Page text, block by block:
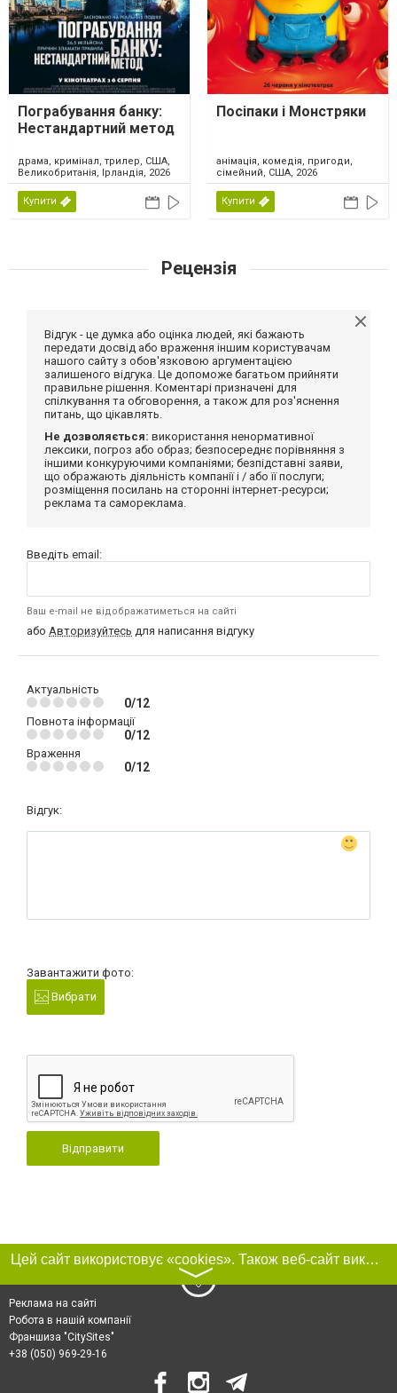
Пограбування банку:
Нестандартний метод
драма, кримінал, трилер, США,
Великобританія, Ірландія, 2026
Купити
Посіпаки і Монстряки
анімація, комедія, пригоди,
сімейний, США, 2026
Купити
Рецензія
Відгук - це думка або оцінка людей, які бажають
передати досвід або враження іншим користувачам
нашого сайту з обов'язковою аргументацією
залишеного відгука. Це допоможе багатьом прийняти
правильне рішення. Коментарі призначені для
спілкування та обговорення, а також для роз'яснення
питань, що цікавлять.
Не дозволяється: використання ненормативної
лексики, погроз або образ; безпосереднє порівняння з
іншими конкуруючими компаніями; безпідставні заяви,
що ображають діяльність компанії і / або її послуги;
розміщення посилань на сторонні інтернет-ресурси;
реклама та самореклама.
Введіть email:
Ваш e-mail не відображатиметься на сайті
або Авторизуйтесь для написання відгуку
Актуальність
0/12
Повнота інформації
0/12
Враження
0/12
Відгук:
Завантажити фото:
Вибрати
Відправити
Цей сайт використовує «cookies». Також веб-сайт використовує інтернет-сервіс для збору технічних даних стосовно відвідувачів з метою отримання маркетингової та статистичної інформації. Умови обробки даних відвідувачів сайту див.
〉
Реклама на сайті
Робота в нашій компанії
Франшиза "CitySites"
+38 (050) 969-29-16